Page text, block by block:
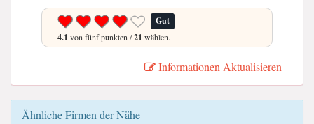
Gut
4.1 von fünf punkten /21 wählen.
Informationen Aktualisieren
Ähnliche Firmen der Nähe